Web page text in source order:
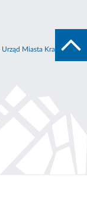
Urząd Miasta Krakowa